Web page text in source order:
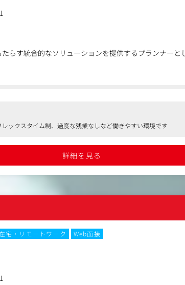
らす統合的なソリューションを提供するプランナーと
立案～実施～効果検証までを人基点に一気通貫で廻し
）やCDP（Customer Data Platform）を活用した
マーケティング戦略の立案
・アーキテクトの設計
実施遂行（クリエイティブ開発、イベント実施、
ックスタイム制、過度な残業なしなど働きやすい環境です
詳細を見る
宅・リモートワーク
Web面接